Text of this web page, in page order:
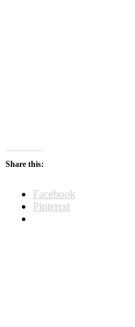
Share this:
Facebook
Pinterest